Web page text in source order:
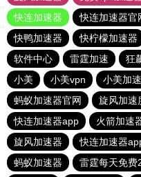
快连加速器
快连加速器官
快鸭加速器
快柠檬加速器
软件中心
雷霆加速 狂
小美
小美vpn 小美加
蚂蚁加速器官网
旋风加速
快连加速器app
火箭加速
旋风加速器
快连加速器
蚂蚁加速器
雷霆每天免费